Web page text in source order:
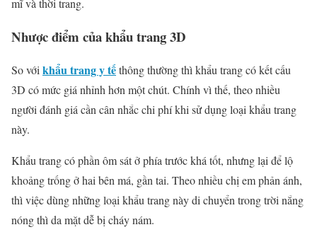
mĩ và thời trang.
Nhược điểm của khẩu trang 3D
So với khẩu trang y tếthông thường thì khẩu trang có kết cấu
3D có mức giá nhỉnh hơn một chút. Chính vì thế, theo nhiều
người đánh giá cần cân nhắc chi phí khi sử dụng loại khẩu trang
này.
Khẩu trang có phần ôm sát ở phía trước khá tốt, nhưng lại để lộ
khoảng trống ở hai bên má, gần tai. Theo nhiều chị em phản ánh,
thì việc dùng những loại khẩu trang này di chuyển trong trời nắng
nóng thì da mặt dễ bị cháy nám.